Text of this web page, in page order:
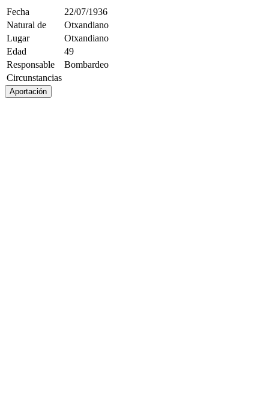
Fecha
22/07/1936
Natural de
Otxandiano
Lugar
Otxandiano
Edad
49
Responsable
Bombardeo
Circunstancias